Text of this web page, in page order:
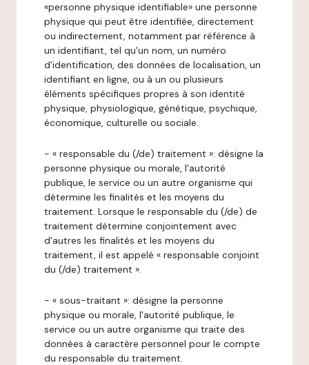
«personne physique identifiable» une personne
physique qui peut être identifiée, directement
ou indirectement, notamment par référence à
un identifiant, tel qu'un nom, un numéro
d'identification, des données de localisation, un
identifiant en ligne, ou à un ou plusieurs
éléments spécifiques propres à son identité
physique, physiologique, génétique, psychique,
économique, culturelle ou sociale.
- « responsable du (/de) traitement »: désigne la
personne physique ou morale, l'autorité
publique, le service ou un autre organisme qui
détermine les finalités et les moyens du
traitement. Lorsque le responsable du (/de) de
traitement détermine conjointement avec
d'autres les finalités et les moyens du
traitement, il est appelé « responsable conjoint
du (/de) traitement ».
- « sous-traitant »: désigne la personne
physique ou morale, l'autorité publique, le
service ou un autre organisme qui traite des
données à caractère personnel pour le compte
du responsable du traitement.